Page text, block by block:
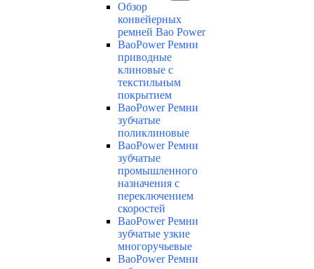
Обзор
конвейерных
ремней Bao Power
BaoPower Ремни
приводные
клиновые с
текстильным
покрытием
BaoPower Ремни
зубчатые
поликлиновые
BaoPower Ремни
зубчатые
промышленного
назначения с
переключением
скоростей
BaoPower Ремни
зубчатые узкие
многоручьевые
BaoPower Ремни